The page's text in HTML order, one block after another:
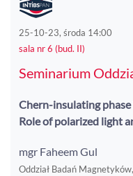
25-10-23, środa 14:00
sala nr 6 (bud. II)
Seminarium
Chern-insulating
Role of polarized light
mgr Faheem Gul
Oddział Badań